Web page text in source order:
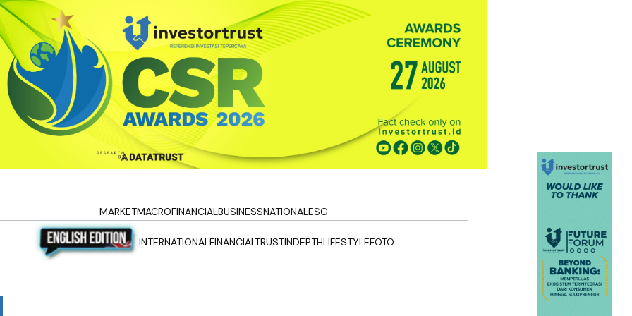
MARKETMACROFINANCIALBUSINESSNATIONALESG
INTERNATIONALFINANCIALTRUSTINDEPTHLIFESTYLEFOTO